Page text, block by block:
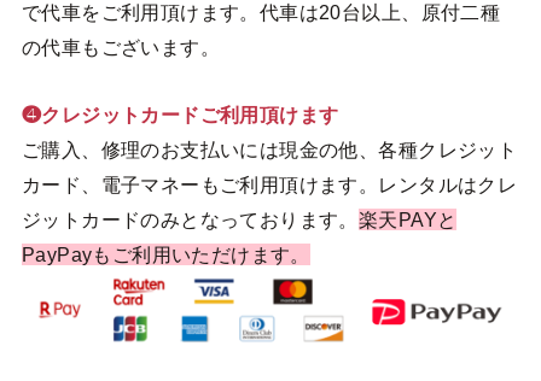
で代車をご利用頂けます。代車は20台以上、原付二種
の代車もございます。
❹クレジットカードご利用頂けます
ご購入、修理のお支払いには現金の他、各種クレジット
カード、電子マネーもご利用頂けます。レンタルはクレ
ジットカードのみとなっております。 楽天PAYと
PayPayもご利用いただけます。